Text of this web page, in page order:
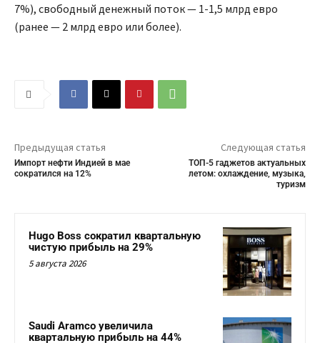
7%), свободный денежный поток — 1-1,5 млрд евро
(ранее — 2 млрд евро или более).
Предыдущая статья
Импорт нефти Индией в мае
сократился на 12%
Следующая статья
ТОП-5 гаджетов актуальных
летом: охлаждение, музыка,
туризм
Hugo Boss сократил квартальную
чистую прибыль на 29%
5 августа 2026
Saudi Aramco увеличила
квартальную прибыль на 44%